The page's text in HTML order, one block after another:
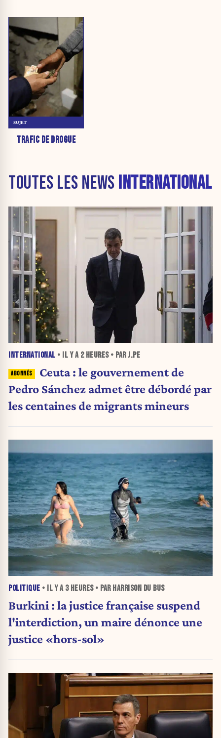
TRAFIC DE DROGUE
SUJET
TOUTES LES NEWS INTERNATIONAL
INTERNATIONAL • IL Y A 2 HEURES• PAR J.PE
Ceuta : le gouvernement de
Pedro Sánchez admet être débordé par
les centaines de migrants mineurs
POLITIQUE • IL Y A 3 HEURES• PAR HARRISON DU BUS
Burkini : la justice française suspend
l'interdiction, un maire dénonce une
justice «hors-sol»